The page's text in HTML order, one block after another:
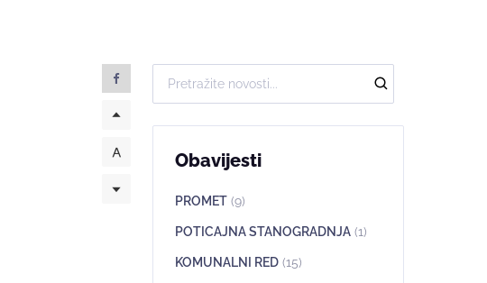
Obavijesti
PROMET (9)
POTICAJNA STANOGRADNJA (1)
KOMUNALNI RED (15)